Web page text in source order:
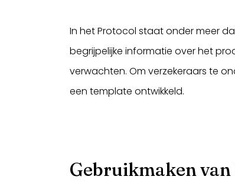
In het Protocol staat onder meer
begrijpelijke informatie over het
verwachten. Om verzekeraars te
een template ontwikkeld.
Gebruikmaken